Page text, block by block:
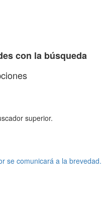
con la búsqueda
superior.
se comunicará a la brevedad.